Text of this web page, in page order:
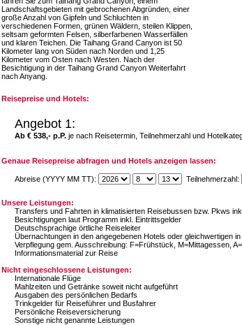
Landschaftsgebieten mit gebrochenen Abgründen, einer
große Anzahl von Gipfeln und Schluchten in
verschiedenen Formen, grünen Wäldern, steilen Klippen,
seltsam geformten Felsen, silberfarbenen Wasserfällen
und klaren Teichen. Die Taihang Grand Canyon ist 50
Kilometer lang von Süden nach Norden und 1,25
Kilometer vom Osten nach Westen. Nach der
Besichtigung in der Taihang Grand Canyon Weiterfahrt
nach Anyang.
Reisepreise und Hotels:
Angebot 1:
Ab € 538,- p.P. je nach Reisetermin, Teilnehmerzahl und
Genaue Reisepreise abfragen und Hotels anzeigen lassen:
Abreise (YYYY MM TT): Teilnehmerzahl:
Unsere Leistungen:
Transfers und Fahrten in klimatisierten Reisebussen bzw. Pkws
Besichtigungen laut Programm inkl. Eintrittsgelder
Deutschsprachige örtliche Reiseleiter
Übernachtungen in den angegebenen Hotels oder gleichwertigen
Verpflegung gem. Ausschreibung: F=Frühstück, M=Mittagessen,
Informationsmaterial zur Reise
Nicht eingeschlossene Leistungen:
Internationale Flüge
Mahlzeiten und Getränke soweit nicht aufgeführt
Ausgaben des persönlichen Bedarfs
Trinkgelder für Reiseführer und Busfahrer
Persönliche Reiseversicherung
Sonstige nicht genannte Leistungen